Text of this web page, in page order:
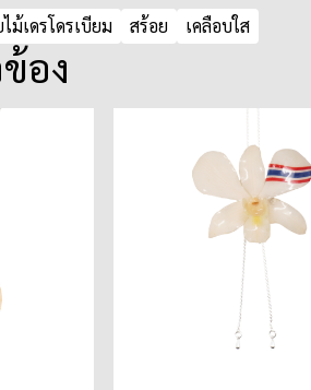
ม้เดรโดรเบียม สร้อย เคลือบใส
อง